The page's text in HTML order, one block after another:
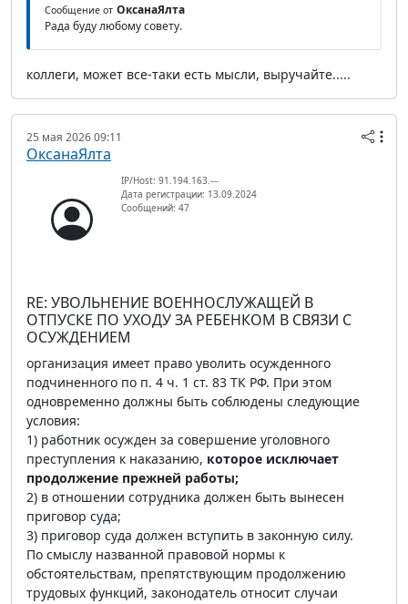
Сообщение от ОксанаЯлта
Рада буду любому совету.
коллеги, может все-таки есть мысли, выручайте.....
25 мая 2026 09:11
ОксанаЯлта
IP/Host: 91.194.163.---
Дата регистрации: 13.09.2024
Сообщений: 47
RE: УВОЛЬНЕНИЕ ВОЕННОСЛУЖАЩЕЙ В
ОТПУСКЕ ПО УХОДУ ЗА РЕБЕНКОМ В СВЯЗИ С
ОСУЖДЕНИЕМ
организация имеет право уволить осужденного
подчиненного по п. 4 ч. 1 ст. 83 ТК РФ. При этом
одновременно должны быть соблюдены следующие
условия:
1) работник осужден за совершение уголовного
преступления к наказанию, которое исключает
продолжение прежней работы;
2) в отношении сотрудника должен быть вынесен
приговор суда;
3) приговор суда должен вступить в законную силу.
По смыслу названной правовой нормы к
обстоятельствам, препятствующим продолжению
трудовых функций, законодатель относит случаи